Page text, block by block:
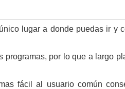
lugar a donde puedas ir y
programas, por lo que a largo
fácil al usuario común